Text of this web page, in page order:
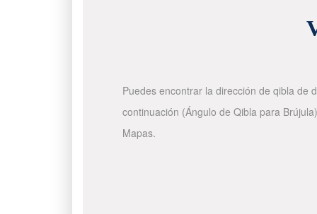
Puedes encontrar la dirección de qibla de
continuación (Ángulo de Qibla para
Mapas.